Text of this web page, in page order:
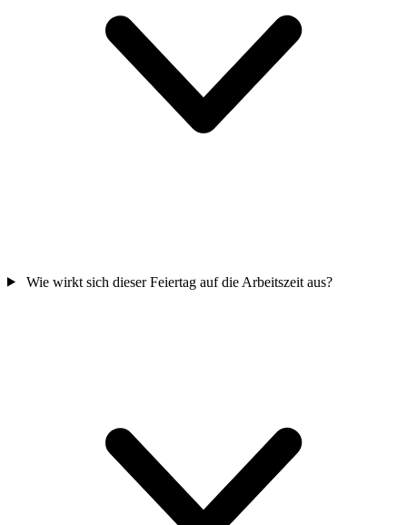
Wie wirkt sich dieser Feiertag auf die Arbeitszeit aus?